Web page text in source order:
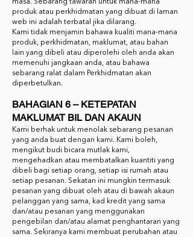
masa. Sebarang tawaran untuk mana-mana
produk atau perkhidmatan yang dibuat di laman
web ini adalah terbatal jika dilarang.
Kami tidak menjamin bahawa kualiti mana-mana
produk, perkhidmatan, maklumat, atau bahan
lain yang dibeli atau diperolehi oleh anda akan
memenuhi jangkaan anda, atau bahawa
sebarang ralat dalam Perkhidmatan akan
diperbetulkan.
BAHAGIAN 6 – KETEPATAN
MAKLUMAT BIL DAN AKAUN
Kami berhak untuk menolak sebarang pesanan
yang anda buat dengan kami. Kami boleh,
mengikut budi bicara mutlak kami,
mengehadkan atau membatalkan kuantiti yang
dibeli bagi setiap orang, setiap isi rumah atau
setiap pesanan. Sekatan ini mungkin termasuk
pesanan yang dibuat oleh atau di bawah akaun
pelanggan yang sama, kad kredit yang sama
dan/atau pesanan yang menggunakan
pengebilan dan/atau alamat penghantaran yang
sama. Sekiranya kami membuat perubahan atau